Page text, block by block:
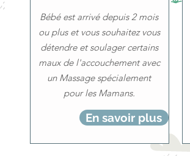
Bébé est arrivé depuis 2 mois
ou plus et vous souhaitez vous
détendre et soulager certains
maux de l'accouchement avec
un Massage spécialement
pour les Mamans.
En savoir plus